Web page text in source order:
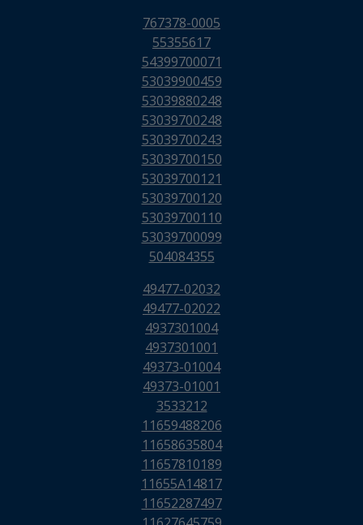
767378-0005
55355617
54399700071
53039900459
53039880248
53039700248
53039700243
53039700150
53039700121
53039700120
53039700110
53039700099
504084355
49477-02032
49477-02022
4937301004
4937301001
49373-01004
49373-01001
3533212
11659488206
11658635804
11657810189
11655A14817
11652287497